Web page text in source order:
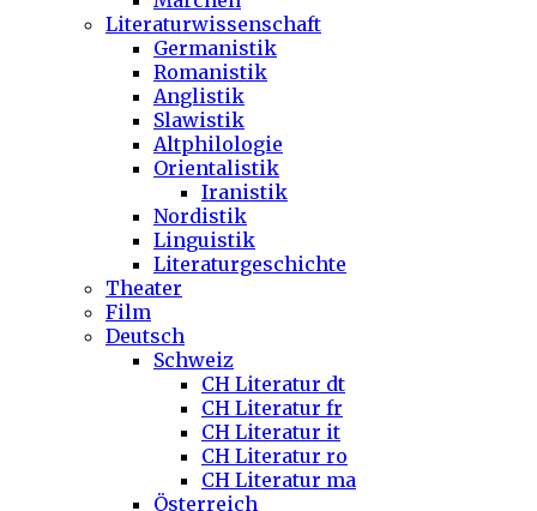
Literaturwissenschaft
Germanistik
Romanistik
Anglistik
Slawistik
Altphilologie
Orientalistik
Iranistik
Nordistik
Linguistik
Literaturgeschichte
Theater
Film
Deutsch
Schweiz
CH Literatur dt
CH Literatur fr
CH Literatur it
CH Literatur ro
CH Literatur ma
Österreich